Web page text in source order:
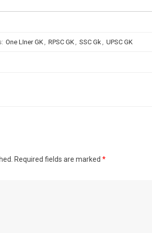
One LIner GK, RPSC GK, SSC Gk, UPSC GK
Required fields are marked *